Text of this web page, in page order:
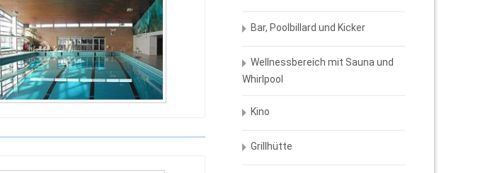
Bar, Poolbillard und Kicker
Wellnessbereich mit Sauna und
Whirlpool
Kino
Grillhütte